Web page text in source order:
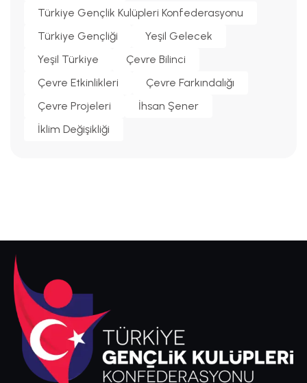
Türkiye Gençlik Kulüpleri Konfederasyonu
Türkiye Gençliği
Yeşil Gelecek
Yeşil Türkiye
Çevre Bilinci
Çevre Etkinlikleri
Çevre Farkındalığı
Çevre Projeleri
İhsan Şener
İklim Değişikliği